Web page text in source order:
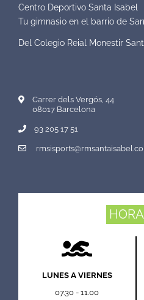
Centro Deportivo Santa Isabel
Tu gimnasio en el barrio de
Del Colegio Reial Monestir
Carrer dels Vergós, 44
08017 Barcelona
93 205 17 51
LUNES A VIERNES
07.30 - 11.00